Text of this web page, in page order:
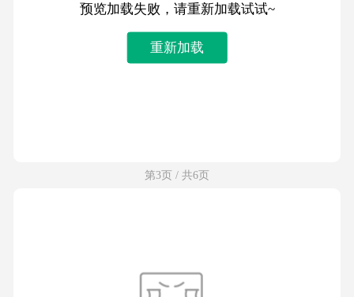
预览加载失败，请重新加载试试~
重新加载
第3页 / 共6页